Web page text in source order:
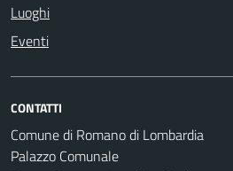
Luoghi
Eventi
CONTATTI
Comune di Romano di Lombardia
Palazzo Comunale